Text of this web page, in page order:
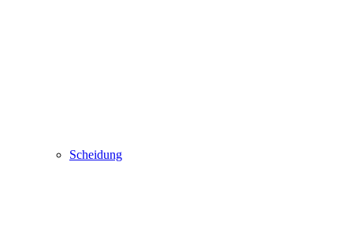
Scheidung